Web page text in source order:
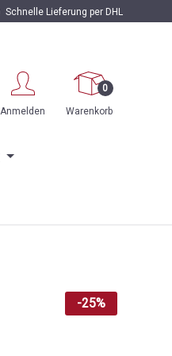
Schnelle Lieferung per DHL
Anmelden
0
Warenkorb
-25%